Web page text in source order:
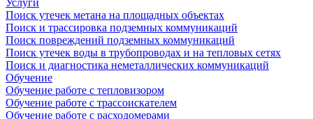
Услуги
Поиск утечек метана на площадных объектах
Поиск и трассировка подземных коммуникаций
Поиск повреждений подземных коммуникаций
Поиск утечек воды в трубопроводах и на тепловых сетях
Поиск и диагностика неметаллических коммуникаций
Обучение
Обучение работе с тепловизором
Обучение работе с трассоискателем
Обучение работе с расходомерами